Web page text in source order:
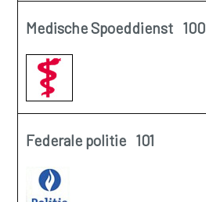
Medische Spoeddienst 100
Federale politie 101